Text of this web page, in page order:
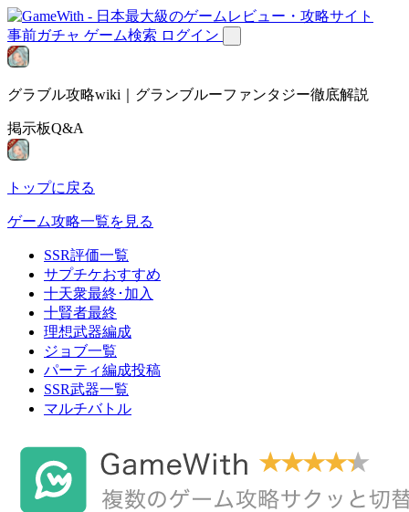
事前ガチャ ゲーム検索 ログイン
グラブル攻略wiki｜グランブルーファンタジー徹底解説
掲示板Q&A
トップに戻る
ゲーム攻略一覧を見る
SSR評価一覧
サプチケおすすめ
十天衆最終･加入
十賢者最終
理想武器編成
ジョブ一覧
パーティ編成投稿
SSR武器一覧
マルチバトル